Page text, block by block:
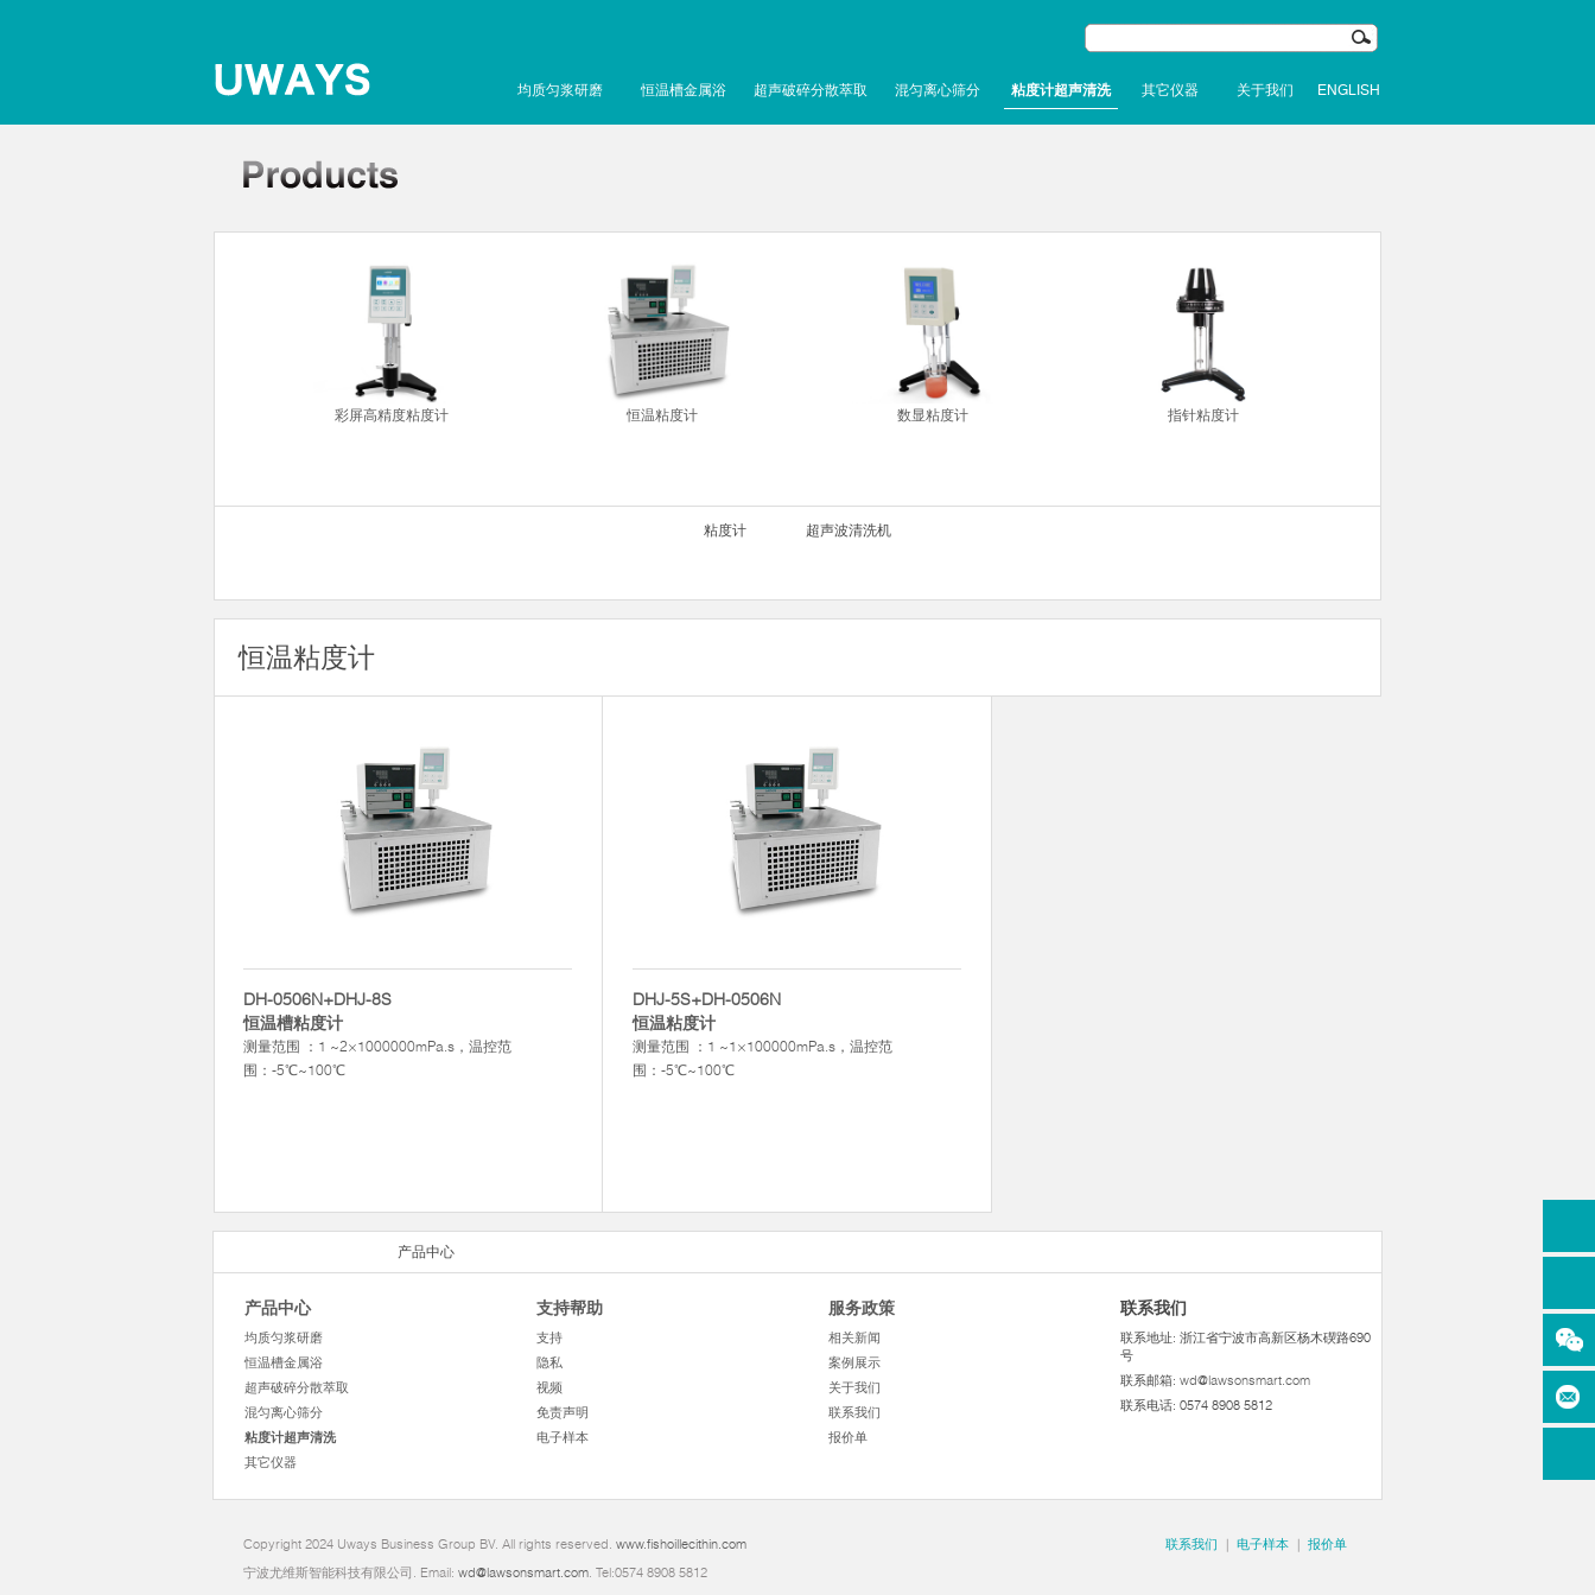
均质匀浆研磨 恒温槽金属浴 超声破碎分散萃取 混匀离心筛分 粘度计超声清洗 其它仪器 关于我们 ENGLISH
彩屏高精度粘度计 恒温粘度计 数显粘度计 指针粘度计
粘度计 超声波清洗机
恒温粘度计
DH-0506N+DHJ-8S
恒温槽粘度计
测量范围 ：1 ~2×1000000mPa.s，温控范
围：-5℃~100℃
DHJ-5S+DH-0506N
恒温粘度计
测量范围 ：1 ~1×100000mPa.s，温控范
围：-5℃~100℃
产品中心
产品中心
均质匀浆研磨
恒温槽金属浴
超声破碎分散萃取
混匀离心筛分
粘度计超声清洗
其它仪器
支持帮助
支持
隐私
视频
免责声明
电子样本
服务政策
相关新闻
案例展示
关于我们
联系我们
报价单
联系我们
联系地址: 浙江省宁波市高新区杨木碶路690
号
联系邮箱: wd@lawsonsmart.com
联系电话: 0574 8908 5812
Copyright 2024 Uways Business Group BV. All rights reserved. www.fishoillecithin.com
宁波尤维斯智能科技有限公司. Email: wd@lawsonsmart.com. Tel:0574 8908 5812
联系我们 | 电子样本 | 报价单